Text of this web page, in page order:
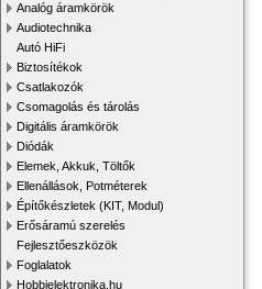
Analóg áramkörök
Audiotechnika
Autó HiFi
Biztosítékok
Csatlakozók
Csomagolás és tárolás
Digitális áramkörök
Diódák
Elemek, Akkuk, Töltők
Ellenállások, Potméterek
Építőkészletek (KIT, Modul)
Erősáramú szerelés
Fejlesztőeszközök
Foglalatok
Hobbielektronika.hu